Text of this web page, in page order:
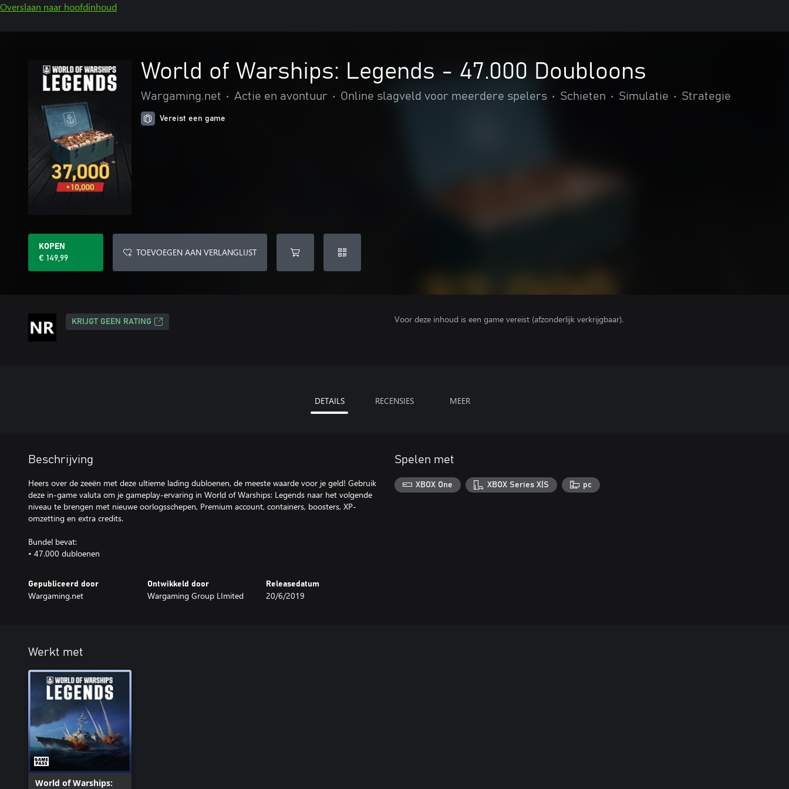
Overslaan naar hoofdinhoud
World of Warships: Legends - 47.000 Doubloons
Wargaming.net • Actie en avontuur • Online slagveld voor meerdere spelers • Schieten • Simulatie • Strategie
Vereist een game
KOPEN
€ 149,99
TOEVOEGEN AAN VERLANGLIJST
KRIJGT GEEN RATING Voor deze inhoud is een game vereist (afzonderlijk verkrijgbaar).
DETAILS RECENSIES MEER
Beschrijving
Heers over de zeeën met deze ultieme lading dubloenen, de meeste waarde voor je geld! Gebruik
deze in-game valuta om je gameplay-ervaring in World of Warships: Legends naar het volgende
niveau te brengen met nieuwe oorlogsschepen, Premium account, containers, boosters, XP-
omzetting en extra credits.
Bundel bevat:
• 47.000 dubloenen
Gepubliceerd door
Wargaming.net
Ontwikkeld door
Wargaming Group LImited
Releasedatum
20/6/2019
Spelen met
XBOX One XBOX Series X|S pc
Werkt met
World of Warships: